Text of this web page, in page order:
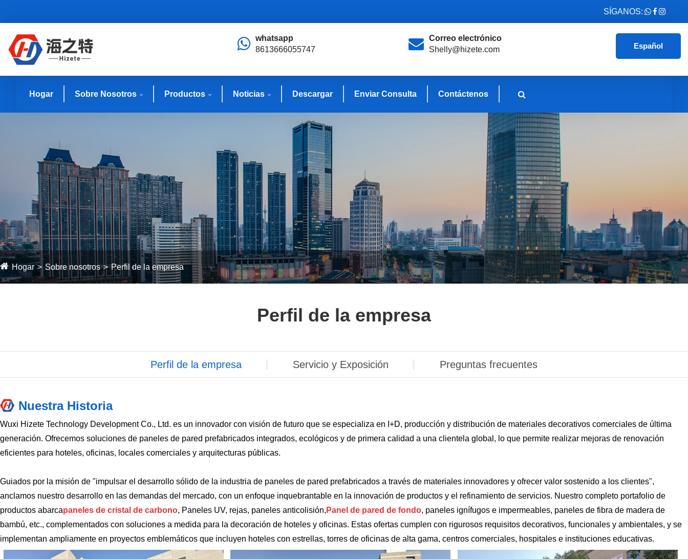
SÍGANOS:
whatsapp
8613666055747
Correo electrónico
Shelly@hizete.com
Español
Hogar Sobre Nosotros Productos Noticias Descargar Enviar Consulta Contáctenos
Hogar Sobre nosotros Perfil de la empresa
Perfil de la empresa
Perfil de la empresa Servicio y Exposición Preguntas frecuentes
Nuestra Historia
Wuxi Hizete Technology Development Co., Ltd. es un innovador con visión de futuro que se especializa en I+D, producción y distribución de materiales decorativos comerciales de última
generación. Ofrecemos soluciones de paneles de pared prefabricados integrados, ecológicos y de primera calidad a una clientela global, lo que permite realizar mejoras de renovación
eficientes para hoteles, oficinas, locales comerciales y arquitecturas públicas.
Guiados por la misión de "impulsar el desarrollo sólido de la industria de paneles de pared prefabricados a través de materiales innovadores y ofrecer valor sostenido a los clientes",
anclamos nuestro desarrollo en las demandas del mercado, con un enfoque inquebrantable en la innovación de productos y el refinamiento de servicios. Nuestro completo portafolio de
productos abarcapaneles de cristal de carbono, Paneles UV, rejas, paneles anticolisión, Panel de pared de fondo, paneles ignífugos e impermeables, paneles de fibra de madera de
bambú, etc., complementados con soluciones a medida para la decoración de hoteles y oficinas. Estas ofertas cumplen con rigurosos requisitos decorativos, funcionales y ambientales, y se
implementan ampliamente en proyectos emblemáticos que incluyen hoteles con estrellas, torres de oficinas de alta gama, centros comerciales, hospitales e instituciones educativas.